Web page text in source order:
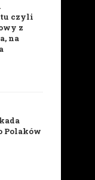
czyli
z
na
Polaków